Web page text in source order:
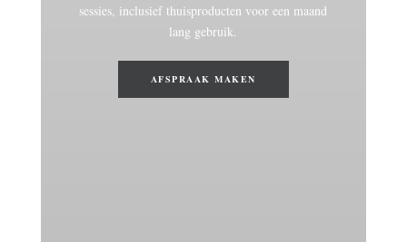
sessies, inclusief thuisproducten voor een maand
lang gebruik.
AFSPRAAK MAKEN